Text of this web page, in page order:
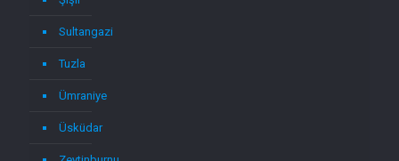
Sultangazi
Tuzla
Ümraniye
Üsküdar